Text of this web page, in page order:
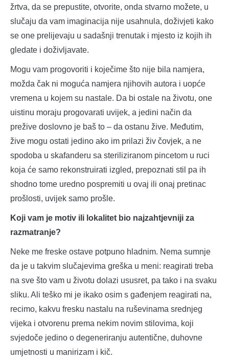
žrtva, da se prepustite, otvorite, onda stvarno možete, u
slučaju da vam imaginacija nije usahnula, doživjeti kako
se one prelijevaju u sadašnji trenutak i mjesto iz kojih ih
gledate i doživljavate.
Mogu vam progovoriti i koječime što nije bila namjera,
možda čak ni moguća namjera njihovih autora i uopće
vremena u kojem su nastale. Da bi ostale na životu, one
uistinu moraju progovarati uvijek, a jedini način da
prežive doslovno je baš to ‒ da ostanu žive. Međutim,
žive mogu ostati jedino ako im prilazi živ čovjek, a ne
spodoba u skafanderu sa steriliziranom pincetom u ruci
koja će samo rekonstruirati izgled, prepoznati stil pa ih
shodno tome uredno pospremiti u ovaj ili onaj pretinac
prošlosti, uvijek samo prošle.
Koji vam je motiv ili lokalitet bio najzahtjevniji za
razmatranje?
Neke me freske ostave potpuno hladnim. Nema sumnje
da je u takvim slučajevima greška u meni: reagirati treba
na sve što vam u životu dolazi ususret, pa tako i na svaku
sliku. Ali teško mi je ikako osim s gađenjem reagirati na,
recimo, kakvu fresku nastalu na ruševinama srednjeg
vijeka i otvorenu prema nekim novim stilovima, koji
svjedoče jedino o degeneriranju autentične, duhovne
umjetnosti u manirizam i kič.